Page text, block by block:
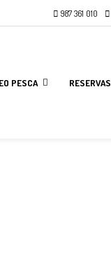
987 361 010
PESCA RESERVAS